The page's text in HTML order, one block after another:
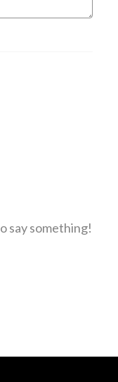
say something!